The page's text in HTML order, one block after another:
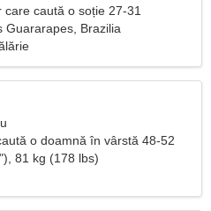
care caută o soție 27-31
Guararapes, Brazilia
o doamnă în vârstă 48-52
81 kg (178 lbs)